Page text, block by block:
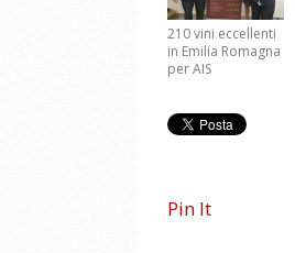
210 vini eccellenti
in Emilia Romagna
per AIS
Pin It